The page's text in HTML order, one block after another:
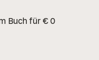
Buch für € 0